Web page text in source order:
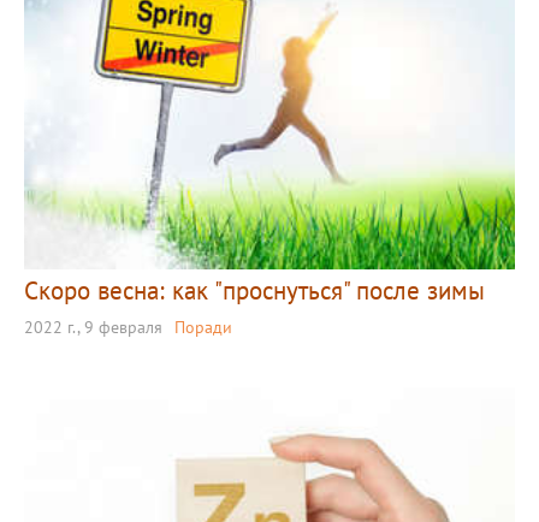
Скоро весна: как "проснуться" после зимы
2022 г., 9 февраля Поради